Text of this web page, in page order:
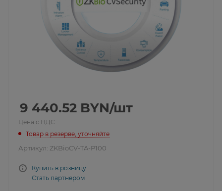
9 440.52 BYN/шт
Цена с НДС
Товар в резерве, уточняйте
Артикул: ZKBioCV-TA-P100
Купить в розницу
Стать партнером